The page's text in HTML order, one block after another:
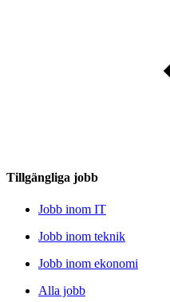
Tillgängliga jobb
Jobb inom IT
Jobb inom teknik
Jobb inom ekonomi
Alla jobb